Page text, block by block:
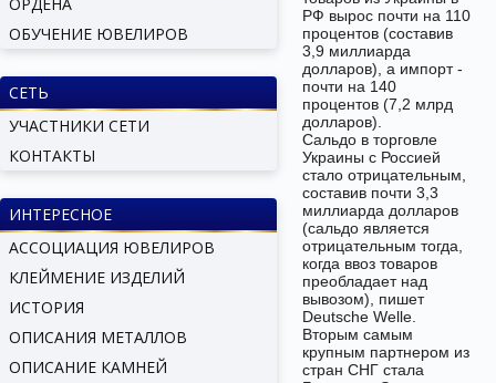
ОБУЧЕНИЕ ЮВЕЛИРОВ
СЕТЬ
УЧАСТНИКИ СЕТИ
КОНТАКТЫ
ИНТЕРЕСНОЕ
АССОЦИАЦИЯ ЮВЕЛИРОВ
КЛЕЙМЕНИЕ ИЗДЕЛИЙ
ИСТОРИЯ
ОПИСАНИЯ МЕТАЛЛОВ
ОПИСАНИЕ КАМНЕЙ
РФ вырос почти на 110
процентов (составив
3,9 миллиарда
долларов), а импорт -
почти на 140
процентов (7,2 млрд
долларов).
Сальдо в торговле
Украины с Россией
стало отрицательным,
составив почти 3,3
миллиарда долларов
(сальдо является
отрицательным тогда,
когда ввоз товаров
преобладает над
вывозом), пишет
Deutsche Welle.
Вторым самым
крупным партнером из
стран СНГ стала